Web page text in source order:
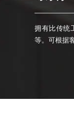
拥有比传统
等。 可根据